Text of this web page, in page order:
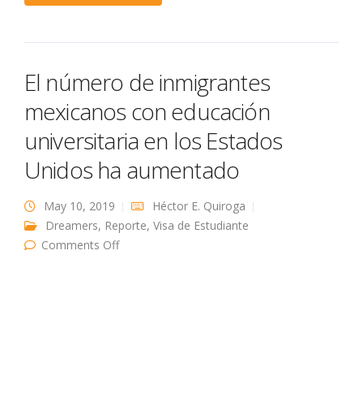
El número de inmigrantes
mexicanos con educación
universitaria en los Estados
Unidos ha aumentado
May 10, 2019
Héctor E. Quiroga
Dreamers, Reporte, Visa de Estudiante
Comments Offon El número de inmigrantes mexicanos con